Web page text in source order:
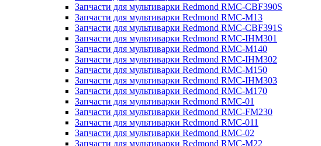
Запчасти для мультиварки Redmond RMC-CBF390S
Запчасти для мультиварки Redmond RMC-M13
Запчасти для мультиварки Redmond RMC-CBF391S
Запчасти для мультиварки Redmond RMC-IHM301
Запчасти для мультиварки Redmond RMC-M140
Запчасти для мультиварки Redmond RMC-IHM302
Запчасти для мультиварки Redmond RMC-M150
Запчасти для мультиварки Redmond RMC-IHM303
Запчасти для мультиварки Redmond RMC-M170
Запчасти для мультиварки Redmond RMC-01
Запчасти для мультиварки Redmond RMC-FM230
Запчасти для мультиварки Redmond RMC-011
Запчасти для мультиварки Redmond RMC-02
Запчасти для мультиварки Redmond RMC-M22